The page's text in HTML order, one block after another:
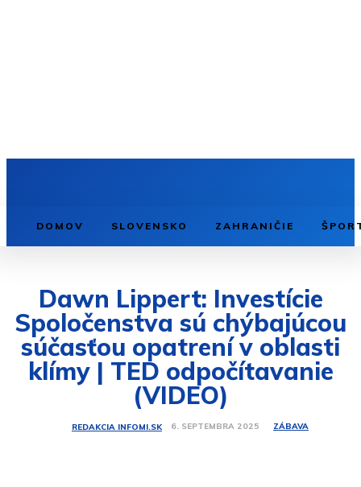
DOMOV SLOVENSKO ZAHRANIČIE
Dawn Lippert: Investície
Spoločenstva sú chýbajúcou
súčasťou opatrení v oblasti
klímy | TED odpočítavanie
(VIDEO)
REDAKCIA INFOMI.SK 6. SEPTEMBRA 2025 ZÁBAVA